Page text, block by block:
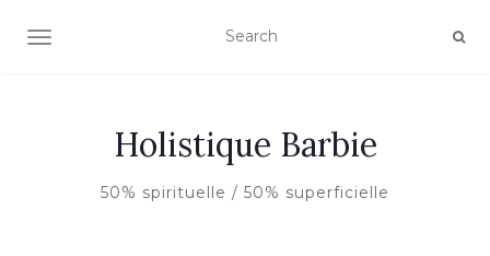
AFFICHER/MASQUER LA NAVIGATION
Holistique Barbie
50% spirituelle / 50% superficielle